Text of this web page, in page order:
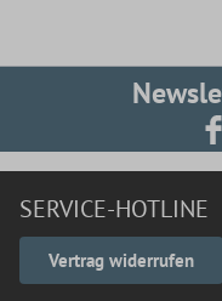
SERVICE-HOTLINE
Vertrag widerrufen